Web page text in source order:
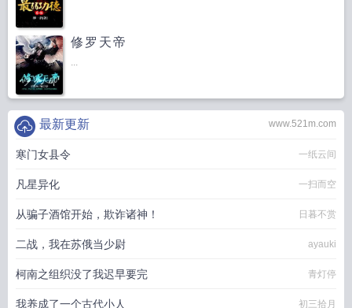
修罗天帝
...
www.521m.com
最新更新
寒门女县令 一纸云间
凡星异化 一扫而空
从骗子酒馆开始，欺诈诸神！ 日暮不赏
二战，我在苏俄当少尉 ayauki
柯南之组织没了我迟早要完 青灯停
我养成了一个古代小人 初三拾月